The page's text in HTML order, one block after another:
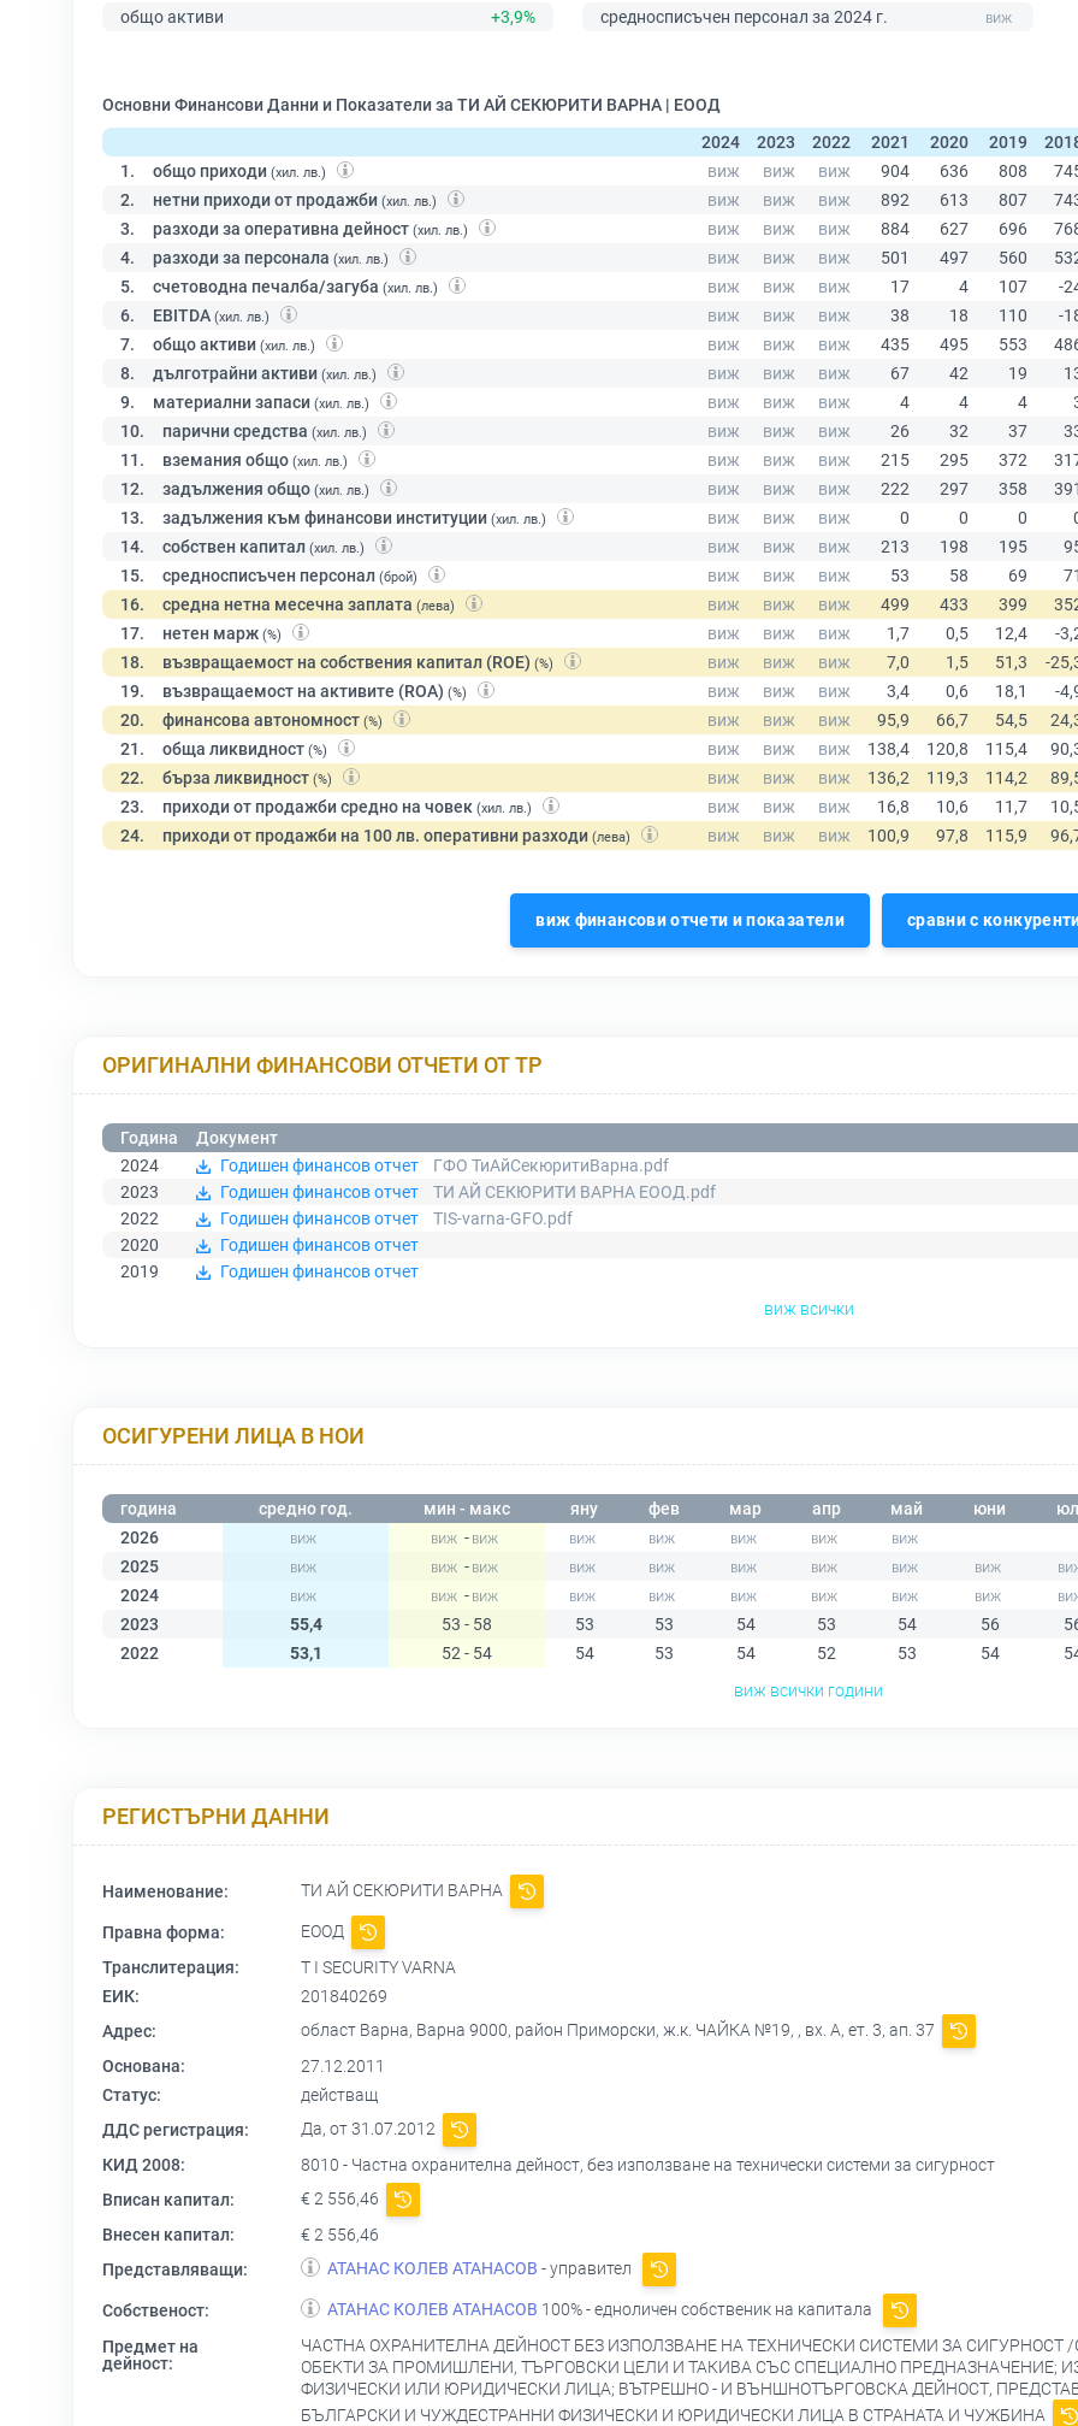
общо активи
+3,9%
средносписъчен персонал за 2024 г.
Основни Финансови Данни и Показатели за ТИ АЙ СЕКЮРИТИ ВАРНА | ЕООД
2024
2023 2022 2021 2020 2019
1.
общо приходи (хил. лв.)
2. нетни приходи от продажби (хил. лв.)
3. разходи за оперативна дейност (хил. лв.)
4. разходи за персонала (хил. лв.)
5. счетоводна печалба/загуба (хил. лв.)
6. EBITDA (хил. лв.)
7. общо активи (хил. лв.)
8. дълготрайни активи (хил. лв.)
9. материални запаси (хил. лв.)
10. парични средства (хил. лв.)
11. вземания общо (хил. лв.)
12. задължения общо (хил. лв.)
13. задължения към финансови институции (хил. лв.)
14. собствен капитал (хил. лв.)
15. средносписъчен персонал (брой)
16. средна нетна месечна заплата (лева)
17. нетен марж (%)
18. възвращаемост на собствения капитал (ROE) (%)
19. възвращаемост на активите (ROA) (%)
20. финансова автономност (%)
21. обща ликвидност (%)
22. бърза ликвидност (%)
23. приходи от продажби средно на човек (хил. лв.)
24. приходи от продажби на 100 лв. оперативни разходи (лева)
виж финансови отчети и показатели сравни с
ОРИГИНАЛНИ ФИНАНСОВИ ОТЧЕТИ ОТ ТР
Година
Документ
2024
Годишен финансов отчет
ГФО ТиАйСекюритиВарна.pdf
2023
Годишен финансов отчет
ТИ АЙ СЕКЮРИТИ ВАРНА ЕООД.pdf
2022
Годишен финансов отчет
TIS-varna-GFO.pdf
2020
Годишен финансов отчет
2019
Годишен финансов отчет
виж всички
ОСИГУРЕНИ ЛИЦА В НОИ
година средно год. мин - макс яну фев мар апр май юни
2026
-
2025
-
2024
-
2023
55,4 53 - 58 53 53 54 53 54 56
2022
53,1 52 - 54 54 53 54 52 53 54
виж всички години
РЕГИСТЪРНИ ДАННИ
Наименование: ТИ АЙ СЕКЮРИТИ ВАРНА
Правна форма:
ЕООД
Транслитерация:
T I SECURITY VARNA
ЕИК:
201840269
Адрес:
област Варна, Варна 9000, район Приморски, ж.к. ЧАЙКА №19, , вх. А, ет. 3, ап. 37
Основана:
27.12.2011
Статус:
действащ
ДДС регистрация:
Да, от 31.07.2012
КИД 2008:
8010 - Частна охранителна дейност, без използване на технически системи за сигурност
Вписан капитал:
€ 2 556,46
Внесен капитал:
€ 2 556,46
Представляващи:
АТАНАС КОЛЕВ АТАНАСОВ - управител
Собственост: АТАНАС КОЛЕВ АТАНАСОВ 100% - едноличен собственик на капитала
Предмет на
дейност:
ЧАСТНА ОХРАНИТЕЛНА ДЕЙНОСТ БЕЗ ИЗПОЛЗВАНЕ НА ТЕХНИЧЕСКИ СИСТЕМИ ЗА
ОБЕКТИ ЗА ПРОМИШЛЕНИ, ТЪРГОВСКИ ЦЕЛИ И ТАКИВА СЪС СПЕЦИАЛНО ПРЕДНАЗНАЧЕНИЕ;
ФИЗИЧЕСКИ ИЛИ ЮРИДИЧЕСКИ ЛИЦА; ВЪТРЕШНО - И ВЪНШНОТЪРГОВСКА ДЕЙНОСТ,
БЪЛГАРСКИ И ЧУЖДЕСТРАННИ ФИЗИЧЕСКИ И ЮРИДИЧЕСКИ ЛИЦА В СТРАНАТА И ЧУЖБИНА